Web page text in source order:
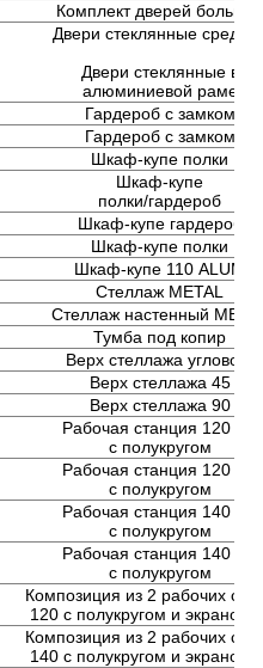
Комплект дверей больших
Двери стеклянные
Двери стеклянные в
алюминиевой раме
Гардероб с замком
Гардероб с замком
Шкаф-купе полки
Шкаф-купе
полки/гардероб
Шкаф-купе гардероб
Шкаф-купе полки
Шкаф-купе 110 ALUM
Стеллаж METAL
Стеллаж настенный
Тумба под копир
Верх стеллажа углового
Верх стеллажа 45
Верх стеллажа 90
Рабочая станция 120 DX
с полукругом
Рабочая станция 120 SX
с полукругом
Рабочая станция 140 DX
с полукругом
Рабочая станция 140 SX
с полукругом
Композиция из 2 рабочих
120 с полукругом и экраном
Композиция из 2 рабочих
140 с полукругом и экраном